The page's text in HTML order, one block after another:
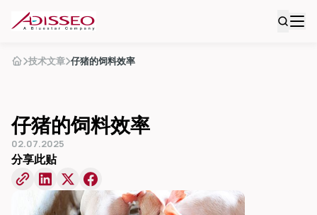
技术文章 仔猪的饲料效率
仔猪的饲料效率
02.07.2025
分享此贴